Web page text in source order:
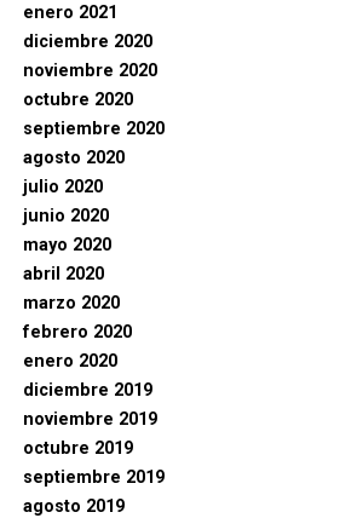
enero 2021
diciembre 2020
noviembre 2020
octubre 2020
septiembre 2020
agosto 2020
julio 2020
junio 2020
mayo 2020
abril 2020
marzo 2020
febrero 2020
enero 2020
diciembre 2019
noviembre 2019
octubre 2019
septiembre 2019
agosto 2019